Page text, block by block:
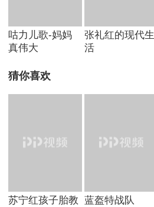
咕力儿歌-妈妈
真伟大
张礼红的现代生
活
猜你喜欢
苏宁红孩子胎教 蓝盔特战队